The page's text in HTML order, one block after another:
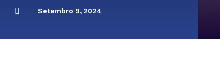
 Setembro 9, 2024